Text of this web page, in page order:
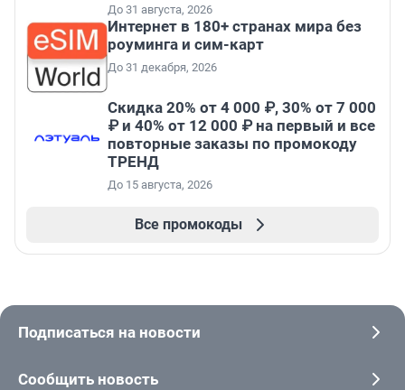
До 31 августа, 2026
Интернет в 180+ странах мира без
роуминга и сим-карт
До 31 декабря, 2026
Скидка 20% от 4 000 ₽, 30% от 7 000
₽ и 40% от 12 000 ₽ на первый и все
повторные заказы по промокоду
ТРЕНД
До 15 августа, 2026
Все промокоды
Подписаться на новости
Сообщить новость